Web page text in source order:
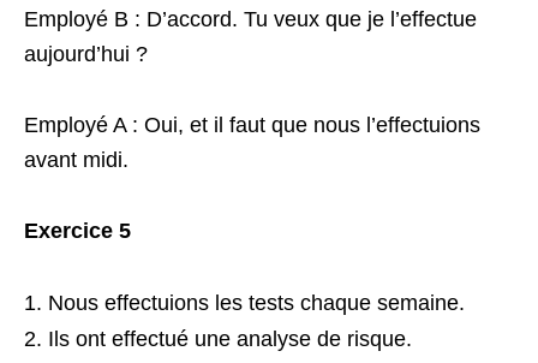
Employé B : D’accord. Tu veux que je l’effectue
aujourd’hui ?
Employé A : Oui, et il faut que nous l’effectuions
avant midi.
Exercice 5
Nous effectuions les tests chaque semaine.
Ils ont effectué une analyse de risque.